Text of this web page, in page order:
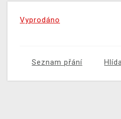
Vyprodáno
Seznam přání